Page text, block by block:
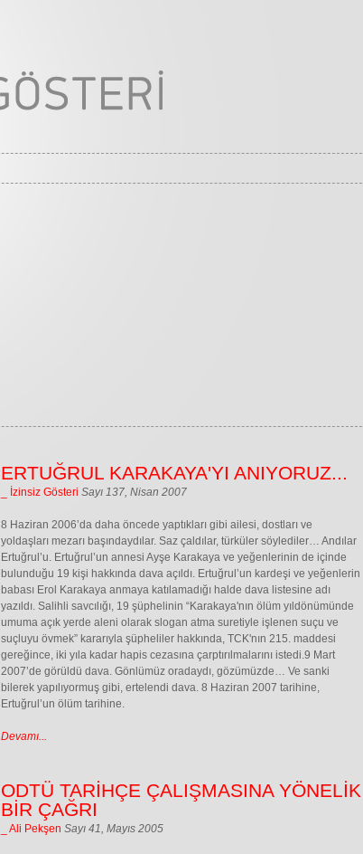
ERTUĞRUL KARAKAYA'YI ANIYORUZ...
_ İzinsiz Gösteri Sayı 137, Nisan 2007
8 Haziran 2006’da daha öncede yaptıkları gibi ailesi, dostları ve
yoldaşları mezarı başındaydılar. Saz çaldılar, türküler söylediler… Andılar
Ertuğrul’u. Ertuğrul’un annesi Ayşe Karakaya ve yeğenlerinin de içinde
bulunduğu 19 kişi hakkında dava açıldı. Ertuğrul’un kardeşi ve yeğenlerin
babası Erol Karakaya anmaya katılamadığı halde dava listesine adı
yazıldı. Salihli savcılığı, 19 şüphelinin “Karakaya'nın ölüm yıldönümünde
umuma açık yerde aleni olarak slogan atma suretiyle işlenen suçu ve
suçluyu övmek” kararıyla şüpheliler hakkında, TCK'nın 215. maddesi
gereğince, iki yıla kadar hapis cezasına çarptırılmalarını istedi.9 Mart
2007’de görüldü dava. Gönlümüz oradaydı, gözümüzde… Ve sanki
bilerek yapılıyormuş gibi, ertelendi dava. 8 Haziran 2007 tarihine,
Ertuğrul’un ölüm tarihine.
Devamı...
ODTÜ TARİHÇE ÇALIŞMASINA YÖNELİK
BİR ÇAĞRI
_ Ali Pekşen Sayı 41, Mayıs 2005